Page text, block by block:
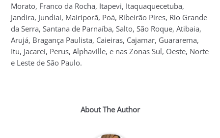
Morato, Franco da Rocha, Itapevi, Itaquaquecetuba,
Jandira, Jundiaí, Mairiporã, Poá, Ribeirão Pires, Rio Grande
da Serra, Santana de Parnaíba, Salto, São Roque, Atibaia,
Arujá, Bragança Paulista, Caieiras, Cajamar, Guararema,
Itu, Jacareí, Perus, Alphaville, e nas Zonas Sul, Oeste, Norte
e Leste de São Paulo.
About The Author